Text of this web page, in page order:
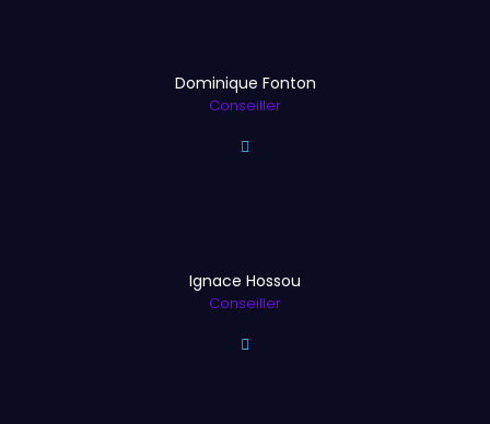
Dominique Fonton
Conseiller
Ignace Hossou
Conseiller